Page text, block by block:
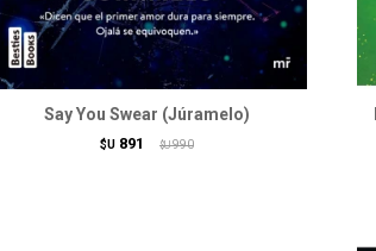
Say You Swear (Júramelo)
$U 891 $U 990